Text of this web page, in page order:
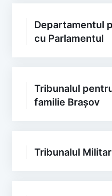
Departamentul
cu Parlamentul
Tribunalul
familie Brașov
Tribunalul